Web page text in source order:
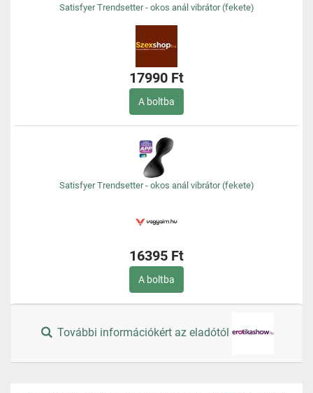
Satisfyer Trendsetter - okos anál vibrátor (fekete)
17990 Ft
A boltba
Satisfyer Trendsetter - okos anál vibrátor (fekete)
16395 Ft
A boltba
További információkért az eladótól